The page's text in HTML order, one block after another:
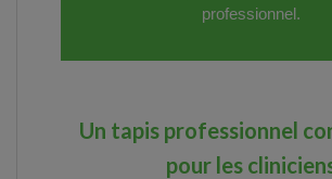
professionnel.
Un tapis professionnel
pour les